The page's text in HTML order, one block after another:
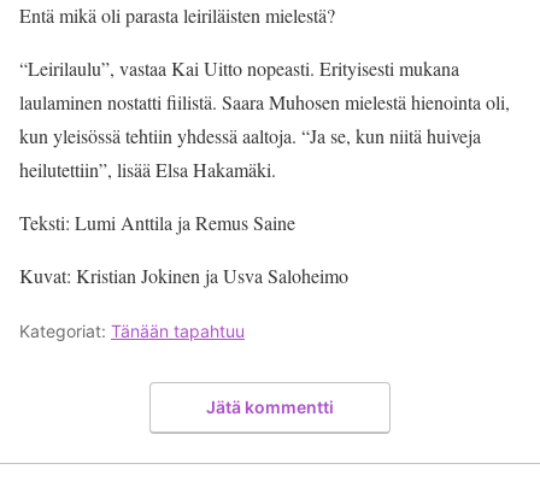
Entä mikä oli parasta leiriläisten mielestä?
“Leirilaulu”, vastaa Kai Uitto nopeasti. Erityisesti mukana
laulaminen nostatti fiilistä. Saara Muhosen mielestä hienointa oli,
kun yleisössä tehtiin yhdessä aaltoja. “Ja se, kun niitä huiveja
heilutettiin”, lisää Elsa Hakamäki.
Teksti: Lumi Anttila ja Remus Saine
Kuvat: Kristian Jokinen ja Usva Saloheimo
Kategoriat: Tänään tapahtuu
Jätä kommentti